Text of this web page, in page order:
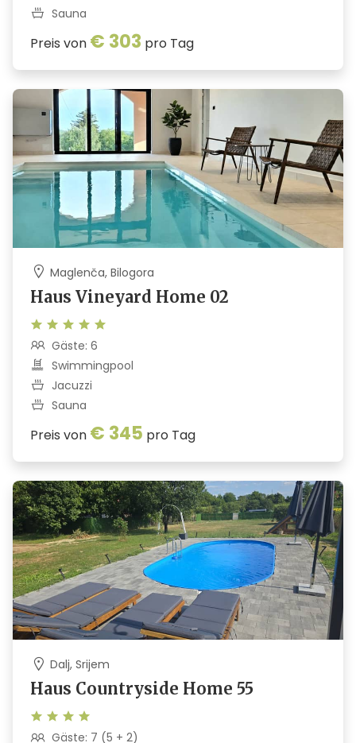
Sauna
Preis von € 303 pro Tag
Maglenča, Bilogora
Haus Vineyard Home 02
Gäste: 6
Swimmingpool
Jacuzzi
Sauna
Preis von € 345 pro Tag
Dalj, Srijem
Haus Countryside Home 55
Gäste: 7 (5 + 2)